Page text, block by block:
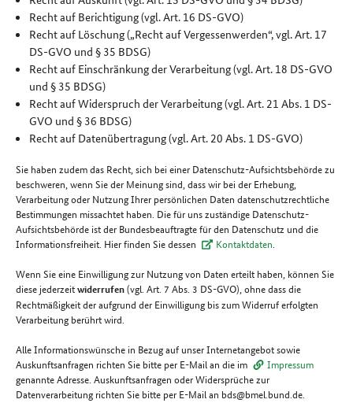
Recht auf Berichtigung (vgl. Art. 16 DS-GVO)
Recht auf Löschung („Recht auf Vergessenwerden“, vgl. Art. 17
DS-GVO und § 35 BDSG)
Recht auf Einschränkung der Verarbeitung (vgl. Art. 18 DS-GVO
und § 35 BDSG)
Recht auf Widerspruch der Verarbeitung (vgl. Art. 21 Abs. 1 DS-
GVO und § 36 BDSG)
Recht auf Datenübertragung (vgl. Art. 20 Abs. 1 DS-GVO)
Sie haben zudem das Recht, sich bei einer Datenschutz-Aufsichtsbehörde zu
beschweren, wenn Sie der Meinung sind, dass wir bei der Erhebung,
Verarbeitung oder Nutzung Ihrer persönlichen Daten datenschutzrechtliche
Bestimmungen missachtet haben. Die für uns zuständige Datenschutz-
Aufsichtsbehörde ist der Bundesbeauftragte für den Datenschutz und die
Informationsfreiheit. Hier finden Sie dessen
Kontaktdaten.
Wenn Sie eine Einwilligung zur Nutzung von Daten erteilt haben, können Sie
diese jederzeitwiderrufen(vgl. Art. 7 Abs. 3 DS-GVO), ohne dass die
Rechtmäßigkeit der aufgrund der Einwilligung bis zum Widerruf erfolgten
Verarbeitung berührt wird.
Alle Informationswünsche in Bezug auf unser Internetangebot sowie
Auskunftsanfragen richten Sie bitte per E-Mail an die im
Impressum
genannte Adresse. Auskunftsanfragen oder Widersprüche zur
Datenverarbeitung richten Sie bitte per E-Mail an bds@bmel.bund.de.